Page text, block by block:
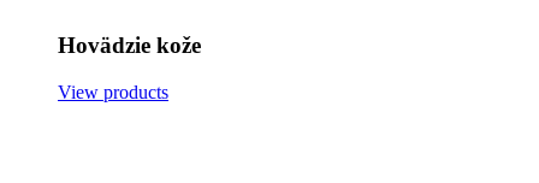
Hovädzie kože
View products